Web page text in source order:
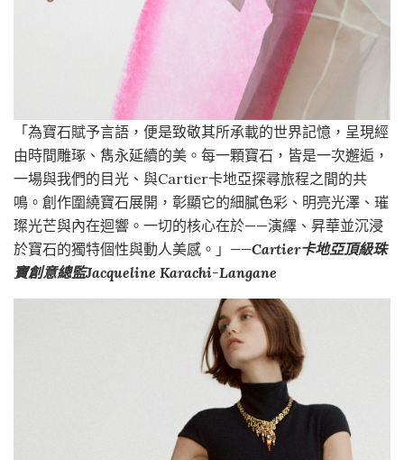
「為寶石賦予言語，便是致敬其所承載的世界記憶，呈現經
由時間雕琢、雋永延續的美。每一顆寶石，皆是一次邂逅，
一場與我們的目光、與Cartier卡地亞探尋旅程之間的共
鳴。創作圍繞寶石展開，彰顯它的細膩色彩、明亮光澤、璀
璨光芒與內在迴響。一切的核心在於——演繹、昇華並沉浸
於寶石的獨特個性與動人美感。」 ——Cartier卡地亞頂級珠
寶創意總監Jacqueline Karachi-Langane